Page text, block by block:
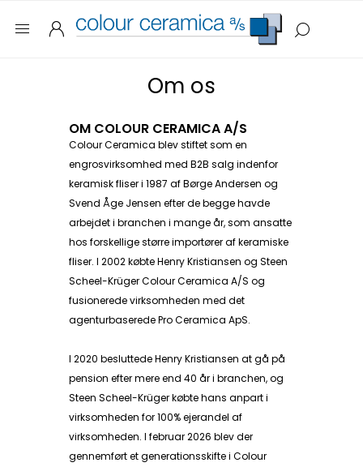
Om os
OM COLOUR CERAMICA A/S
Colour Ceramica blev stiftet som en
engrosvirksomhed med B2B salg indenfor
keramisk fliser i 1987 af Børge Andersen og
Svend Åge Jensen efter de begge havde
arbejdet i branchen i mange år, som ansatte
hos forskellige større importører af keramiske
fliser. I 2002 købte Henry Kristiansen og Steen
Scheel-Krüger Colour Ceramica A/S og
fusionerede virksomheden med det
agenturbaserede Pro Ceramica ApS.
I 2020 besluttede Henry Kristiansen at gå på
pension efter mere end 40 år i branchen, og
Steen Scheel-Krüger købte hans anpart i
virksomheden for 100% ejerandel af
virksomheden. I februar 2026 blev der
gennemført et generationsskifte i Colour